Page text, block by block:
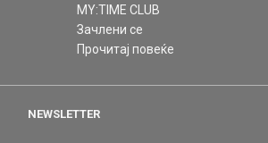
MY:TIME CLUB
Зачлени се
Прочитај повеќе
NEWSLETTER